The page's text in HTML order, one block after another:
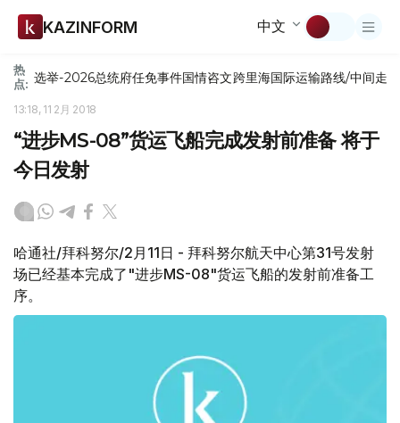
KAZINFORM 中文
热
点: 选举-2026总统府任免事件国情咨文跨里海国际运输路线/中间走廊
13:18, 11 2月 2018
“进步MS-08”货运飞船完成发射前准备 将于
今日发射
哈通社/拜科努尔/2月11日 - 拜科努尔航天中心第31号发射
场已经基本完成了"进步MS-08"货运飞船的发射前准备工
序。